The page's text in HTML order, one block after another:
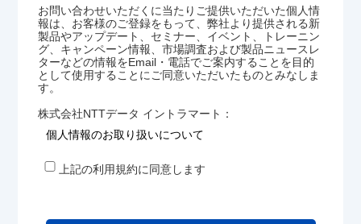
お問い合わせいただくに当たりご提供いただいた個人情
報は、お客様のご登録をもって、弊社より提供される新
製品やアップデート、セミナー、イベント、トレーニン
グ、キャンペーン情報、市場調査および製品ニュースレ
ターなどの情報をEmail・電話でご案内することを目的
として使用することにご同意いただいたものとみなしま
す。
株式会社NTTデータ イントラマート：
個人情報のお取り扱いについて
上記の利用規約に同意します